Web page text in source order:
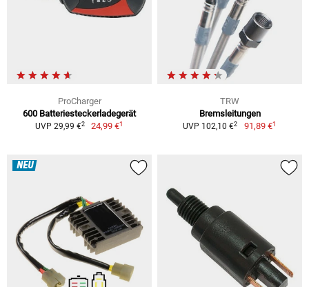
ProCharger
600 Batteriesteckerladegerät
UVP 29,99 €2 24,99 €1
TRW
Bremsleitungen
UVP 102,10 €2 91,89 €1
NEU